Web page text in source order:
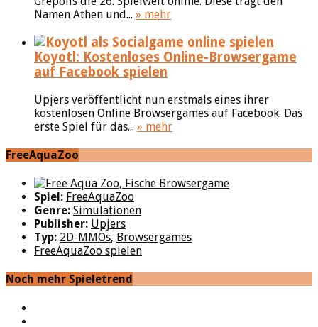
Namen Athen und... » mehr
Koyotl: Kostenloses Online-Browsergame
auf Facebook spielen
Upjers veröffentlicht nun erstmals eines ihrer
kostenlosen Online Browsergames auf Facebook. Das
erste Spiel für das... » mehr
FreeAquaZoo
Spiel: FreeAquaZoo
Genre: Simulationen
Publisher: Upjers
Typ: 2D-MMOs, Browsergames
FreeAquaZoo spielen
Noch mehr Spieletrend